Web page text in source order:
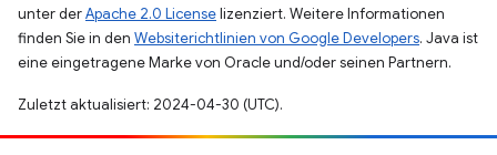
unter derApache 2.0 Licenselizenziert. Weitere Informationen
finden Sie in den Websiterichtlinien von Google Developers. Java ist
eine eingetragene Marke von Oracle und/oder seinen Partnern.
Zuletzt aktualisiert: 2024-04-30 (UTC).